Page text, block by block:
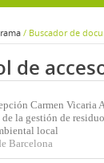
/ Buscador de
de
Carmen Vicaria
de la gestión de
local
Barcelona